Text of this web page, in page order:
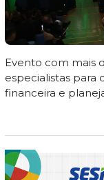
Evento com mais
especialistas
financeira e